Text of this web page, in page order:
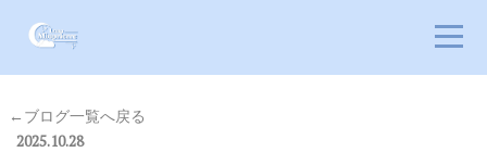
←ブログ一覧へ戻る
2025.10.28